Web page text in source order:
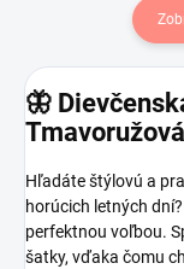
🦋
Hľadáte štýlovú a
horúcich letných
perfektnou voľbou.
šatky, vďaka čomu